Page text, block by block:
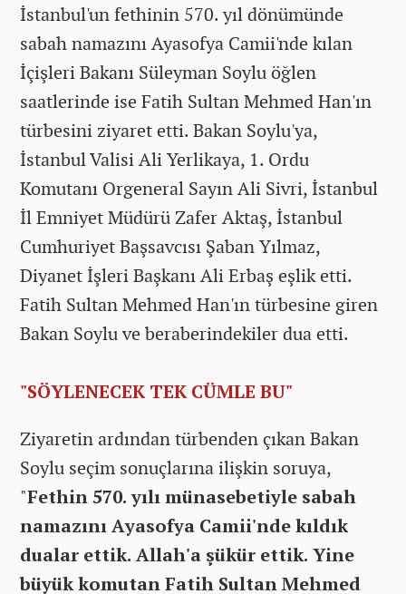
İstanbul'un fethinin 570. yıl dönümünde
sabah namazını Ayasofya Camii'nde kılan
İçişleri Bakanı Süleyman Soylu öğlen
saatlerinde ise Fatih Sultan Mehmed Han'ın
türbesini ziyaret etti. Bakan Soylu'ya,
İstanbul Valisi Ali Yerlikaya, 1. Ordu
Komutanı Orgeneral Sayın Ali Sivri, İstanbul
İl Emniyet Müdürü Zafer Aktaş, İstanbul
Cumhuriyet Başsavcısı Şaban Yılmaz,
Diyanet İşleri Başkanı Ali Erbaş eşlik etti.
Fatih Sultan Mehmed Han'ın türbesine giren
Bakan Soylu ve beraberindekiler dua etti.
"SÖYLENECEK TEK CÜMLE BU"
Ziyaretin ardından türbenden çıkan Bakan
Soylu seçim sonuçlarına ilişkin soruya,
"Fethin 570. yılı münasebetiyle sabah
namazını Ayasofya Camii'nde kıldık
dualar ettik. Allah'a şükür ettik. Yine
büyük komutan Fatih Sultan Mehmed